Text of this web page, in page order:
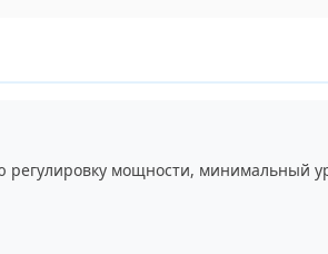
регулировку мощности, минимальный